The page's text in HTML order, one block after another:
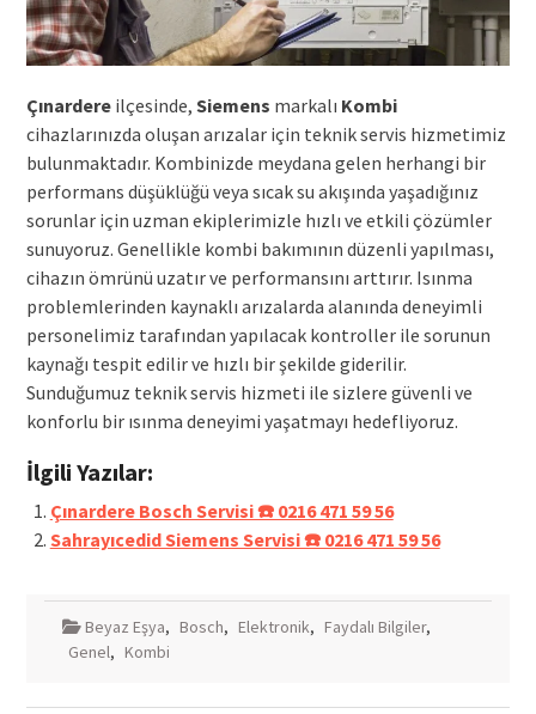
Çınardereilçesinde, Siemens markalı Kombi
cihazlarınızda oluşan arızalar için teknik servis hizmetimiz
bulunmaktadır. Kombinizde meydana gelen herhangi bir
performans düşüklüğü veya sıcak su akışında yaşadığınız
sorunlar için uzman ekiplerimizle hızlı ve etkili çözümler
sunuyoruz. Genellikle kombi bakımının düzenli yapılması,
cihazın ömrünü uzatır ve performansını arttırır. Isınma
problemlerinden kaynaklı arızalarda alanında deneyimli
personelimiz tarafından yapılacak kontroller ile sorunun
kaynağı tespit edilir ve hızlı bir şekilde giderilir.
Sunduğumuz teknik servis hizmeti ile sizlere güvenli ve
konforlu bir ısınma deneyimi yaşatmayı hedefliyoruz.
İlgili Yazılar:
Çınardere Bosch Servisi ☎️ 0216 471 59 56
Sahrayıcedid Siemens Servisi ☎️ 0216 471 59 56
Beyaz Eşya, Bosch, Elektronik, Faydalı Bilgiler,
Genel, Kombi